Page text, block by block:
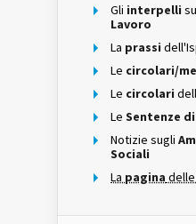
Gli interpelli
Lavoro
La prassi
Le circolari/
Le circolari
Le Sentenze
Notizie sugli
Sociali
La pagina delle